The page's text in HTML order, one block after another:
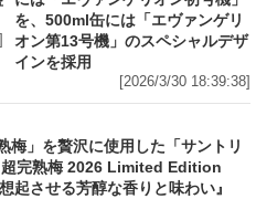
国産100％「超完熟梅」を贅沢に使
トリー梅酒〈山崎蒸溜所貯蔵梅
2026 Limited Edition 750ml」の
桃を想起させる芳醇な香りと味
[2026/3/30 18:02:19]